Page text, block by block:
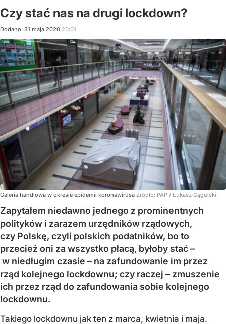
Czy stać nas na drugi lockdown?
Dodano: 31 maja 2020 20:01
Galeria handlowa w okresie epidemii koronawirusa Źródło: PAP / Łukasz Gągulski
Zapytałem niedawno jednego z prominentnych
polityków i zarazem urzędników rządowych,
czy Polskę, czyli polskich podatników, bo to
przecież oni za wszystko płacą, byłoby stać –
w niedługim czasie – na zafundowanie im przez
rząd kolejnego lockdownu; czy raczej – zmuszenie
ich przez rząd do zafundowania sobie kolejnego
lockdownu.
Takiego lockdownu jak ten z marca, kwietnia i maja.